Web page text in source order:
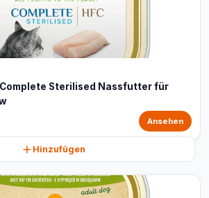
Complete Sterilised Nassfutter für
Ansehen
Hinzufügen